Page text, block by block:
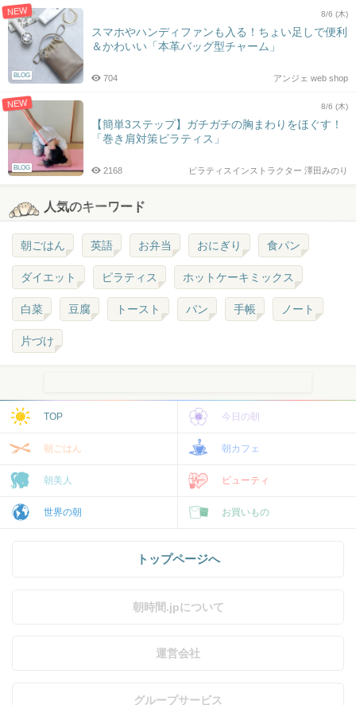
NEW
BLOG
8/6 (木)
スマホやハンディファンも入る！ちょい足しで便利
＆かわいい「本革バッグ型チャーム」
アンジェ web shop
704
NEW
BLOG
8/6 (木)
【簡単3ステップ】ガチガチの胸まわりをほぐす！
「巻き肩対策ピラティス」
ピラティスインストラクター 澤田みのり
2168
人気のキーワード
朝ごはん 英語 お弁当 おにぎり 食パン
ダイエット ピラティス ホットケーキミックス
白菜 豆腐 トースト パン 手帳 ノート
片づけ
TOP 今日の朝
朝ごはん 朝カフェ
朝美人 ビューティ
世界の朝 お買いもの
トップページへ
朝時間.jpについて
運営会社
グループサービス